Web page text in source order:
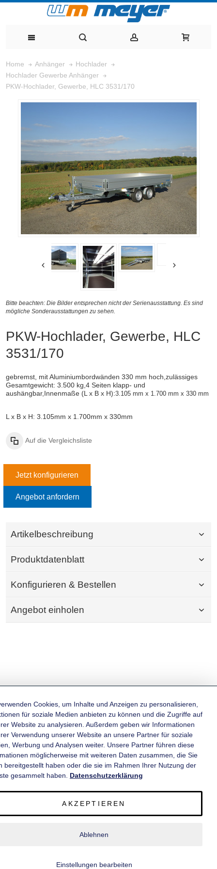
Home Anhänger
Hochlader
Hochlader Gewerbe Anhänger
PKW-Hochlader, Gewerbe, HLC 3531/170
Bitte beachten: Die Bilder entsprechen nicht der Serienausstattung. Es sind
mögliche Sonderausstattungen zu sehen.
PKW-Hochlader, Gewerbe, HLC
3531/170
gebremst, mit Aluminiumbordwänden 330 mm hoch,zulässiges
Gesamtgewicht: 3.500 kg,4 Seiten klapp- und
aushängbar, Innenmaße (L x B x H):3.105 mm x 1.700 mm x 330 mm
L x B x H: 3.105mm x 1.700mm x 330mm
Auf die Vergleichsliste
Jetzt konfigurieren
Angebot anfordern
Artikelbeschreibung
Produktdatenblatt
Konfigurieren & Bestellen
Angebot einholen
KATEGORIEN
INFORMATIONEN
© 2020 wm meyer® Fahrzeugbau AG. Alle Rechte vorbehalten.
Cookies, um Inhalte und Anzeigen zu personalisieren,
für soziale Medien anbieten zu können und die Zugriffe auf
Website zu analysieren. Außerdem geben wir Informationen
Verwendung unserer Website an unsere Partner für soziale
Werbung und Analysen weiter. Unsere Partner führen diese
möglicherweise mit weiteren Daten zusammen, die Sie
bereitgestellt haben oder die sie im Rahmen Ihrer Nutzung der
gesammelt haben. Datenschutzerklärung
AKZEPTIEREN
Ablehnen
Einstellungen bearbeiten